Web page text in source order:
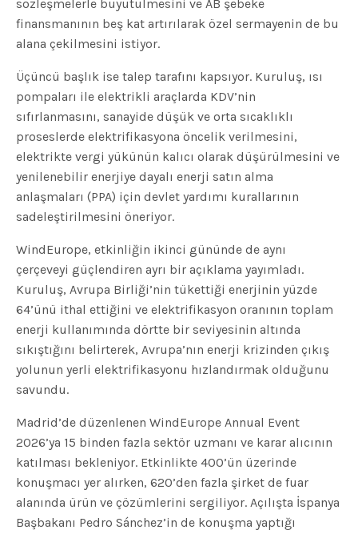
sözleşmelerle büyütülmesini ve AB şebeke
finansmanının beş kat artırılarak özel sermayenin de bu
alana çekilmesini istiyor.
Üçüncü başlık ise talep tarafını kapsıyor. Kuruluş, ısı
pompaları ile elektrikli araçlarda KDV’nin
sıfırlanmasını, sanayide düşük ve orta sıcaklıklı
proseslerde elektrifikasyona öncelik verilmesini,
elektrikte vergi yükünün kalıcı olarak düşürülmesini ve
yenilenebilir enerjiye dayalı enerji satın alma
anlaşmaları (PPA) için devlet yardımı kurallarının
sadeleştirilmesini öneriyor.
WindEurope, etkinliğin ikinci gününde de aynı
çerçeveyi güçlendiren ayrı bir açıklama yayımladı.
Kuruluş, Avrupa Birliği’nin tükettiği enerjinin yüzde
64’ünü ithal ettiğini ve elektrifikasyon oranının toplam
enerji kullanımında dörtte bir seviyesinin altında
sıkıştığını belirterek, Avrupa’nın enerji krizinden çıkış
yolunun yerli elektrifikasyonu hızlandırmak olduğunu
savundu.
Madrid’de düzenlenen WindEurope Annual Event
2026’ya 15 binden fazla sektör uzmanı ve karar alıcının
katılması bekleniyor. Etkinlikte 400’ün üzerinde
konuşmacı yer alırken, 620’den fazla şirket de fuar
alanında ürün ve çözümlerini sergiliyor. Açılışta İspanya
Başbakanı Pedro Sánchez’in de konuşma yaptığı